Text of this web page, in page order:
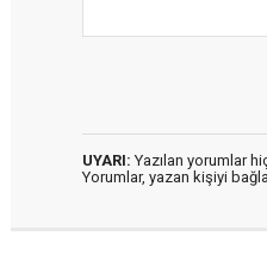
UYARI: Yazılan yorumlar
Yorumlar, yazan kişiyi